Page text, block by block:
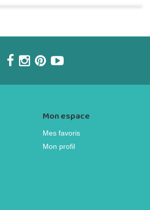
Mon espace
Mes favoris
Mon profil